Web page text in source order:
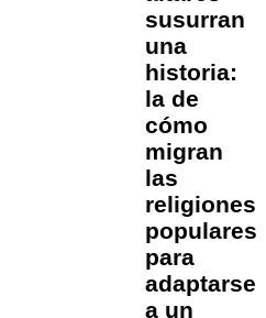
susurran
una
historia:
la de
cómo
migran
las
religiones
populares
para
adaptarse
a un